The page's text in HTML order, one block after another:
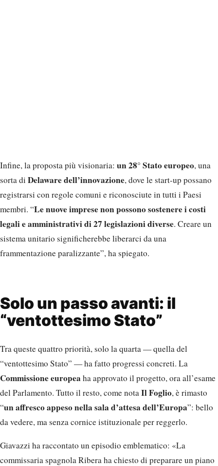
Infine, la proposta più visionaria: un 28° Stato europeo, una
sorta di Delaware dell’innovazione, dove le start-up possano
registrarsi con regole comuni e riconosciute in tutti i Paesi
membri. “Le nuove imprese non possono sostenere i costi
legali e amministrativi di 27 legislazioni diverse. Creare un
sistema unitario significherebbe liberarci da una
frammentazione paralizzante”, ha spiegato.
Solo un passo avanti: il
“ventottesimo Stato”
Tra queste quattro priorità, solo la quarta — quella del
“ventottesimo Stato” — ha fatto progressi concreti. La
Commissione europea ha approvato il progetto, ora all’esame
del Parlamento. Tutto il resto, come notaIl Foglio, è rimasto
“un affresco appeso nella sala d’attesa dell’Europa”: bello
da vedere, ma senza cornice istituzionale per reggerlo.
Giavazzi ha raccontato un episodio emblematico: «La
commissaria spagnola Ribera ha chiesto di preparare un piano